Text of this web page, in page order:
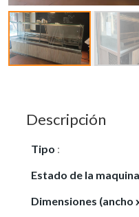
Descripción
Tipo :
Estado de la
Dimensiones (ancho